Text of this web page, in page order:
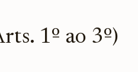
1º ao 3º)